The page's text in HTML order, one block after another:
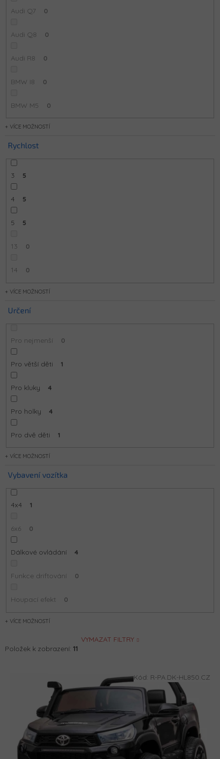
Audi Q7 0
Audi Q8 0
Audi R8 0
BMW I8 0
BMW M5 0
MOŽNOSTÍ
Rychlost
3 5
4 5
5 5
13 0
14 0
MOŽNOSTÍ
Určení
Pro nejmenší 0
Pro větší děti 1
Pro kluky 4
Pro holky 4
Pro dvě děti 1
MOŽNOSTÍ
Vybavení vozítka
4x4 1
6x6 0
Dálkové ovládání 4
Funkce driftování 0
Houpací efekt 0
MOŽNOSTÍ
VYMAZAT FILTRY
Položek k zobrazení: 11
Kód: R-PA.DK-HL850.CZ